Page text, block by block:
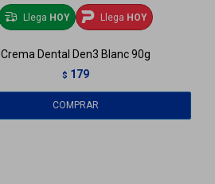
Llega HOY Llega HOY
Crema Dental Den3 Blanc 90g
$ 179